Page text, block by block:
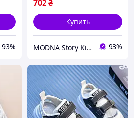
93%
702₴
Купить
MODNA Story Kids. Интернет-магазин модной детской и подростковой одежды и обуви 93%